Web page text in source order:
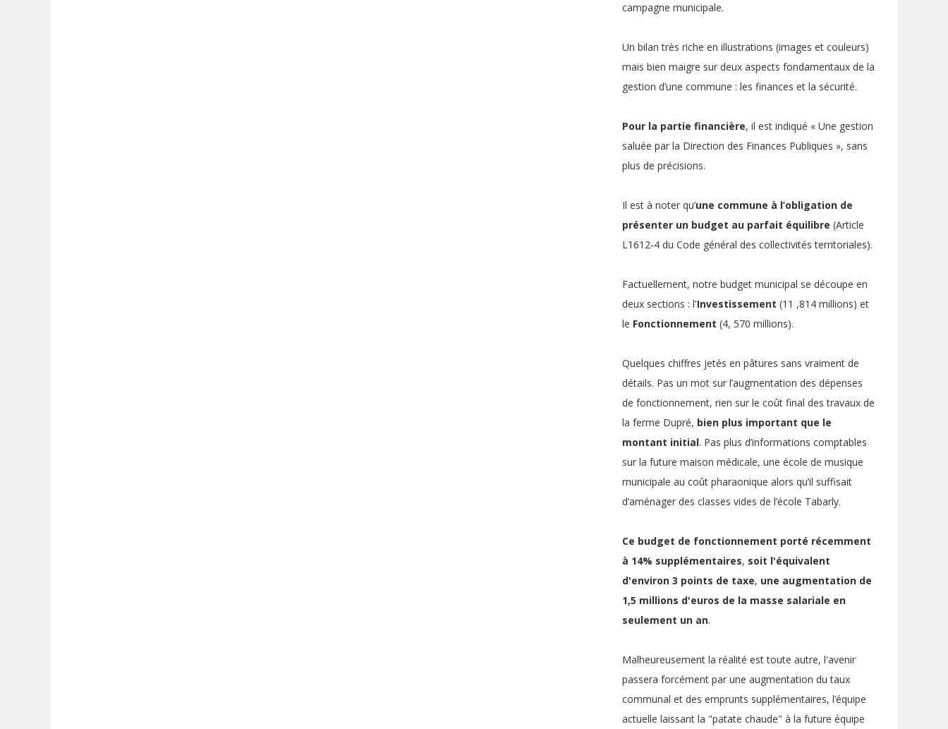
campagne municipale.
Un bilan très riche en illustrations (images et couleurs)
mais bien maigre sur deux aspects fondamentaux de la
gestion d’une commune : les finances et la sécurité.
Pour la partie financière, il est indiqué « Une gestion
saluée par la Direction des Finances Publiques », sans
plus de précisions.
Il est à noter qu’une commune à l’obligation de
présenter un budget au parfait équilibre (Article
L1612-4 du Code général des collectivités territoriales).
Factuellement, notre budget municipal se découpe en
deux sections : l'Investissement (11 ,814 millions) et
le Fonctionnement (4, 570 millions).
Quelques chiffres jetés en pâtures sans vraiment de
détails. Pas un mot sur l’augmentation des dépenses
de fonctionnement, rien sur le coût final des travaux de
la ferme Dupré, bien plus important que le
montant initial. Pas plus d’informations comptables
sur la future maison médicale, une école de musique
municipale au coût pharaonique alors qu’il suffisait
d’aménager des classes vides de l’école Tabarly.
Ce budget de fonctionnement porté récemment
à 14% supplémentaires, soit l'équivalent
d'environ 3 points de taxe, une augmentation de
1,5 millions d'euros de la masse salariale en
seulement un an.
Malheureusement la réalité est toute autre, l'avenir
passera forcément par une augmentation du taux
communal et des emprunts supplémentaires, l’équipe
actuelle laissant la "patate chaude" à la future équipe